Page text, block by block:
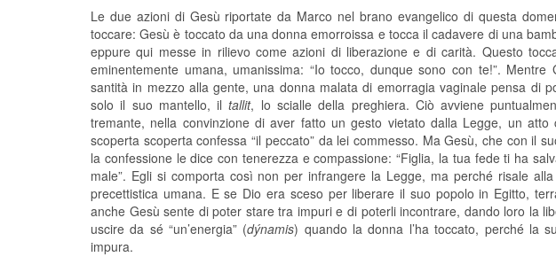
Le due azioni di Gesù riportate da Marco nel brano evangelico di questa
toccare: Gesù è toccato da una donna emorroissa e tocca il cadavere di una
eppure qui messe in rilievo come azioni di liberazione e di carità. Questo
eminentemente umana, umanissima: “Io tocco, dunque sono con te!”.
santità in mezzo alla gente, una donna malata di emorragia vaginale pensa di
solo il suo mantello, iltallit, lo scialle della preghiera. Ciò avviene
tremante, nella convinzione di aver fatto un gesto vietato dalla Legge, un
scoperta scoperta confessa “il peccato” da lei commesso. Ma Gesù, che con il
la confessione le dice con tenerezza e compassione: “Figlia, la tua fede ti ha
male”. Egli si comporta così non per infrangere la Legge, ma perché risale
precettistica umana. E se Dio era sceso per liberare il suo popolo in Egitto,
anche Gesù sente di poter stare tra impuri e di poterli incontrare, dando loro la
uscire da sé “un’energia” (dýnamis) quando la donna l’ha toccato, perché la
impura.